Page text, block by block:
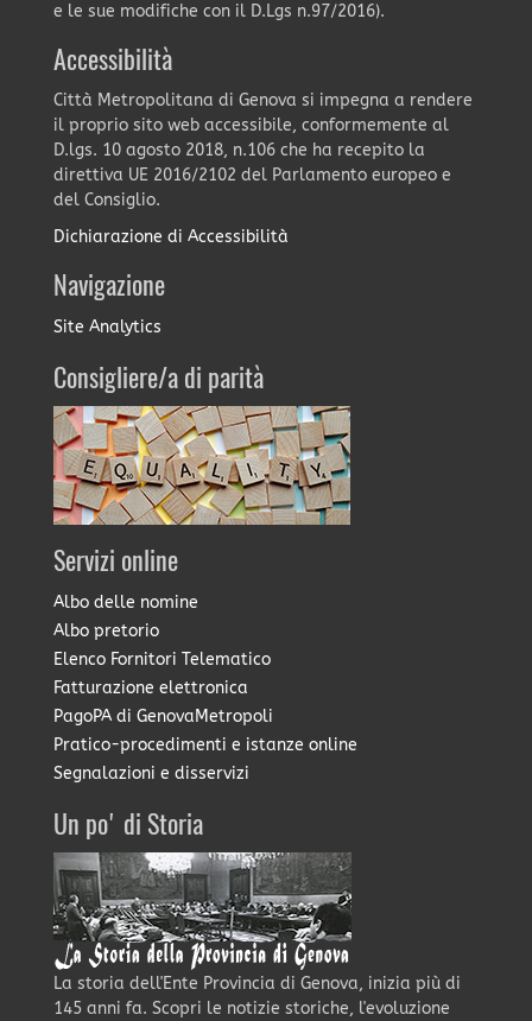
e le sue modifiche con il D.Lgs n.97/2016).
Accessibilità
Città Metropolitana di Genova si impegna a rendere
il proprio sito web accessibile, conformemente al
D.lgs. 10 agosto 2018, n.106 che ha recepito la
direttiva UE 2016/2102 del Parlamento europeo e
del Consiglio.
Dichiarazione di Accessibilità
Navigazione
Site Analytics
Consigliere/a di parità
Servizi online
Albo delle nomine
Albo pretorio
Elenco Fornitori Telematico
Fatturazione elettronica
PagoPA di GenovaMetropoli
Pratico-procedimenti e istanze online
Segnalazioni e disservizi
Un po' di Storia
La storia dell'Ente Provincia di Genova, inizia più di
145 anni fa. Scopri le notizie storiche, l'evoluzione